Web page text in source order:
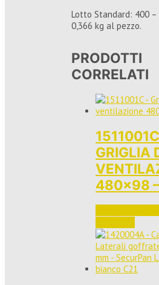
Lotto Standard: 400 –
0,366 kg al pezzo.
PRODOTTI
CORRELATI
GRIGLIA
480×98